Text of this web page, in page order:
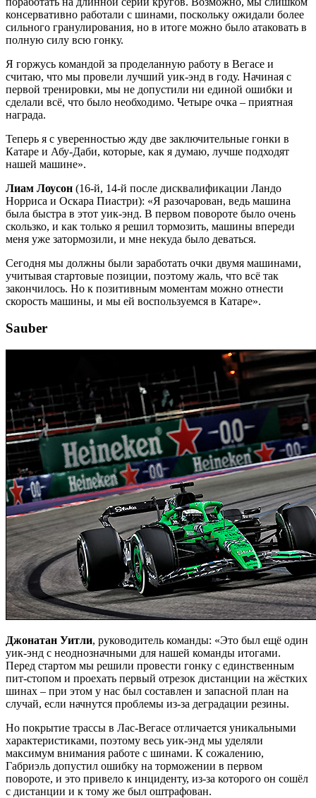
консервативно работали с шинами, поскольку ожидали более
сильного гранулирования, но в итоге можно было атаковать в
полную силу всю гонку.
Я горжусь командой за проделанную работу в Вегасе и
считаю, что мы провели лучший уик-энд в году. Начиная с
первой тренировки, мы не допустили ни единой ошибки и
сделали всё, что было необходимо. Четыре очка – приятная
награда.
Теперь я с уверенностью жду две заключительные гонки в
Катаре и Абу-Даби, которые, как я думаю, лучше подходят
нашей машине».
Лиам Лоусон (16-й, 14-й после дисквалификации Ландо
Норриса и Оскара Пиастри): «Я разочарован, ведь машина
была быстра в этот уик-энд. В первом повороте было очень
скользко, и как только я решил тормозить, машины впереди
меня уже затормозили, и мне некуда было деваться.
Сегодня мы должны были заработать очки двумя машинами,
учитывая стартовые позиции, поэтому жаль, что всё так
закончилось. Но к позитивным моментам можно отнести
скорость машины, и мы ей воспользуемся в Катаре».
Sauber
Джонатан Уитли, руководитель команды: «Это был ещё один
уик-энд с неоднозначными для нашей команды итогами.
Перед стартом мы решили провести гонку с единственным
пит-стопом и проехать первый отрезок дистанции на жёстких
шинах – при этом у нас был составлен и запасной план на
случай, если начнутся проблемы из-за деградации резины.
Но покрытие трассы в Лас-Вегасе отличается уникальными
характеристиками, поэтому весь уик-энд мы уделяли
максимум внимания работе с шинами. К сожалению,
Габриэль допустил ошибку на торможении в первом
повороте, и это привело к инциденту, из-за которого он сошёл
с дистанции и к тому же был оштрафован.